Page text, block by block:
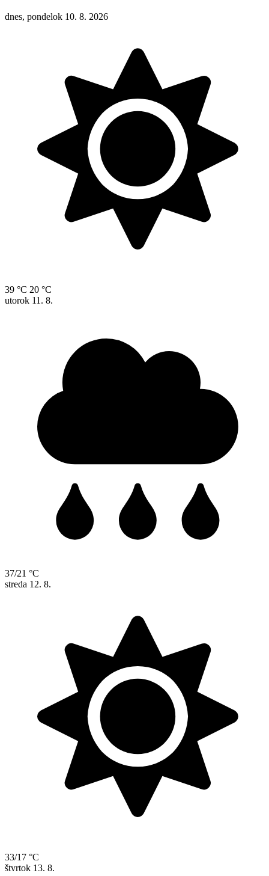
dnes, pondelok 10. 8. 2026
39 °C 20 °C
utorok 11. 8.
37/21 °C
streda 12. 8.
33/17 °C
štvrtok 13. 8.